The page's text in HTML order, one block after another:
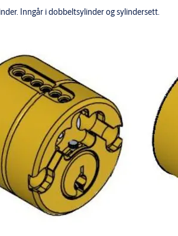
Inngår i dobbeltsylinder og sylindersett.